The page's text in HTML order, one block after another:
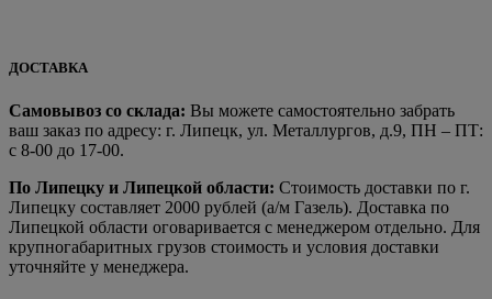
ДОСТАВКА
Самовывоз со склада: Вы можете самостоятельно забрать
ваш заказ по адресу: г. Липецк, ул. Металлургов, д.9, ПН – ПТ:
с 8-00 до 17-00.
По Липецку и Липецкой области: Стоимость доставки по г.
Липецку составляет 2000 рублей (а/м Газель). Доставка по
Липецкой области оговаривается с менеджером отдельно. Для
крупногабаритных грузов стоимость и условия доставки
уточняйте у менеджера.